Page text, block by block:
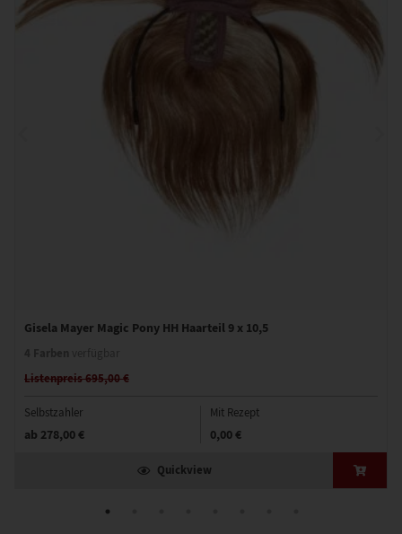
Gisela Mayer Magic Pony HH Haarteil 9 x 10,5
Listenpreis 695,00 €
Selbstzahler
ab 278,00 €
Mit Rezept
0,00 €
Quickview